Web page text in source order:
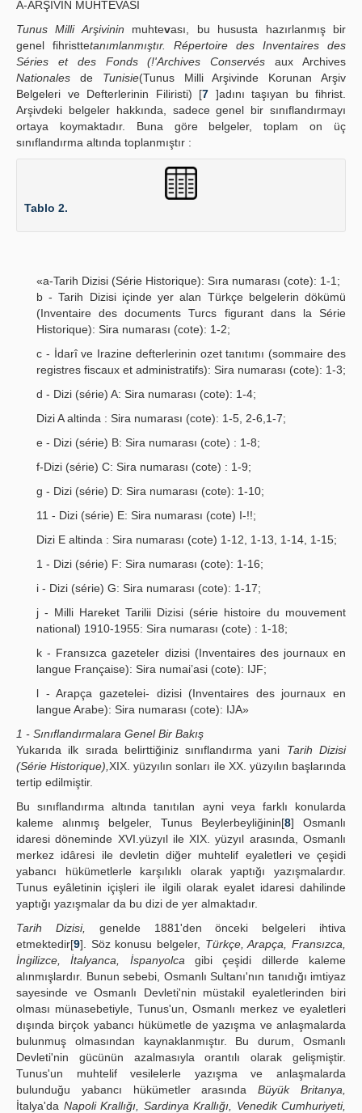
A-ARŞİVİN MUHTEVASI
Tunus Milli Arşivinin muhtevası, bu hususta hazırlanmış bir
genel fihristtetanımlanmıştır. Répertoire des Inventaires des
Séries et des Fonds (!'Archives Conservés aux Archives
Nationales de Tunisie(Tunus Milli Arşivinde Korunan Arşiv
Belgeleri ve Defterlerinin Filiristi) [7 ]adını taşıyan bu fihrist.
Arşivdeki belgeler hakkında, sadece genel bir sınıflandırmayı
ortaya koymaktadır. Buna göre belgeler, toplam on üç
sınıflandırma altında toplanmıştır :
Tablo 2.
«a-Tarih Dizisi (Série Historique): Sıra numarası (cote): 1-1;
b - Tarih Dizisi içinde yer alan Türkçe belgelerin dökümü
(Inventaire des documents Turcs figurant dans la Série
Historique): Sira numarası (cote): 1-2;
c - İdarî ve Irazine defterlerinin ozet tanıtımı (sommaire des
registres fiscaux et administratifs): Sira numarası (cote): 1-3;
d - Dizi (série) A: Sira numarası (cote): 1-4;
Dizi A altinda : Sira numarası (cote): 1-5, 2-6,1-7;
e - Dizi (série) B: Sira numarası (cote) : 1-8;
f-Dizi (série) C: Sira numarası (cote) : 1-9;
g - Dizi (série) D: Sira numarası (cote): 1-10;
11 - Dizi (série) E: Sira numarası (cote) I-!!;
Dizi E altinda : Sira numarası (cote) 1-12, 1-13, 1-14, 1-15;
1 - Dizi (série) F: Sira numarası (cote): 1-16;
i - Dizi (série) G: Sira numarası (cote): 1-17;
j - Milli Hareket Tarilii Dizisi (série histoire du mouvement
national) 1910-1955: Sira numarası (cote) : 1-18;
k - Fransızca gazeteler dizisi (Inventaires des journaux en
langue Française): Sira numai’asi (cote): IJF;
l - Arapça gazetelei- dizisi (Inventaires des journaux en
langue Arabe): Sira numarası (cote): IJA»
1 - Sınıflandırmalara Genel Bir Bakış
Yukarıda ilk sırada belirttiğiniz sınıflandırma yani Tarih Dizisi
(Série Historique),XIX. yüzyılın sonları ile XX. yüzyılın başlarında
tertip edilmiştir.
Bu sınıflandırma altında tanıtılan ayni veya farklı konularda
kaleme alınmış belgeler, Tunus Beylerbeyliğinin[8] Osmanlı
idaresi döneminde XVI.yüzyıl ile XIX. yüzyıl arasında, Osmanlı
merkez idâresi ile devletin diğer muhtelif eyaletleri ve çeşidi
yabancı hükümetlerle karşılıklı olarak yaptığı yazışmalardır.
Tunus eyâletinin içişleri ile ilgili olarak eyalet idaresi dahilinde
yaptığı yazışmalar da bu dizi de yer almaktadır.
Tarih Dizisi,
genelde 1881'den önceki belgeleri ihtiva
etmektedir[9]. Söz konusu belgeler, Türkçe, Arapça, Fransızca,
İngilizce, İtalyanca, İspanyolca gibi çeşidi dillerde kaleme
alınmışlardır. Bunun sebebi, Osmanlı Sultanı'nın tanıdığı imtiyaz
sayesinde ve Osmanlı Devleti'nin müstakil eyaletlerinden biri
olması münasebetiyle, Tunus'un, Osmanlı merkez ve eyaletleri
dışında birçok yabancı hükümetle de yazışma ve anlaşmalarda
bulunmuş olmasından kaynaklanmıştır. Bu durum, Osmanlı
Devleti'nin gücünün azalmasıyla orantılı olarak gelişmiştir.
Tunus'un muhtelif vesilelerle yazışma ve anlaşmalarda
bulunduğu yabancı hükümetler arasındaBüyük Britanya,
İtalya'da Napoli Krallığı, Sardinya Krallığı, Venedik Cumhuriyeti,